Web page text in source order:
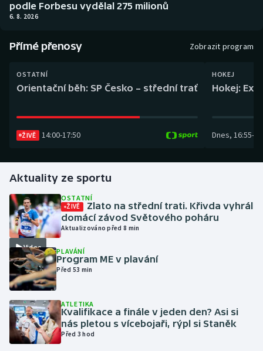
Boby a skeleton
Box
Curling
Golf
Gymnastika
Házená
Jezdectví
Judo
Krasobruslení
AZ kvíz
podle Forbesu vydělal 275 milionů
6. 8. 2026
Přímé přenosy Zobrazit program
OSTATNÍ
Orientační běh: SP Česko – střední trať
ŽIVĚ 14:00-17:50
HOKEJ
Hokej:
Dnes, 16:55-
Aktuality ze sportu
Video
OSTATNÍ
ŽIVĚ
Zlato na střední trati. Křivda vyhrál
domácí závod Světového poháru
Aktualizováno před 8 min
PLAVÁNÍ
Program ME v plavání
Před 53 min
ATLETIKA
Kvalifikace a finále v jeden den? Asi si
nás pletou s vícebojaři, rýpl si Staněk
Před 3 hod